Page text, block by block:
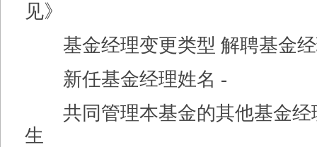
见》
基金经理变更类型 解聘基金
新任基金经理姓名 -
共同管理本基金的其他基金经
生